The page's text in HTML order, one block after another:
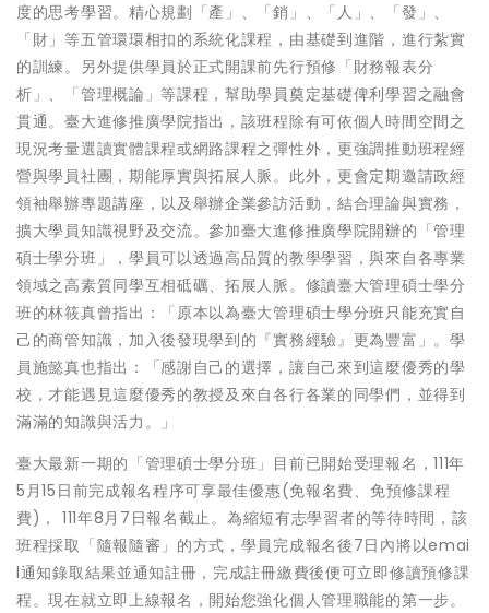
度的思考學習。精心規劃「產」、「銷」、「人」、「發」、
「財」等五管環環相扣的系統化課程，由基礎到進階，進行紮實
的訓練。另外提供學員於正式開課前先行預修「財務報表分
析」、「管理概論」等課程，幫助學員奠定基礎俾利學習之融會
貫通。臺大進修推廣學院指出，該班程除有可依個人時間空間之
現況考量選讀實體課程或網路課程之彈性外，更強調推動班程經
營與學員社團，期能厚實與拓展人脈。此外，更會定期邀請政經
領袖舉辦專題講座，以及舉辦企業參訪活動，結合理論與實務，
擴大學員知識視野及交流。參加臺大進修推廣學院開辦的「管理
碩士學分班」，學員可以透過高品質的教學學習，與來自各專業
領域之高素質同學互相砥礪、拓展人脈。修讀臺大管理碩士學分
班的林筱真曾指出：「原本以為臺大管理碩士學分班只能充實自
己的商管知識，加入後發現學到的『實務經驗』更為豐富」。學
員施懿真也指出：「感謝自己的選擇，讓自己來到這麼優秀的學
校，才能遇見這麼優秀的教授及來自各行各業的同學們，並得到
滿滿的知識與活力。」
臺大最新一期的「管理碩士學分班」目前已開始受理報名，111年
5月15日前完成報名程序可享最佳優惠(免報名費、免預修課程
費)， 111年8月7日報名截止。為縮短有志學習者的等待時間，該
班程採取「隨報隨審」的方式，學員完成報名後7日內將以emai
l通知錄取結果並通知註冊，完成註冊繳費後便可立即修讀預修課
程。現在就立即上線報名，開始您強化個人管理職能的第一步。